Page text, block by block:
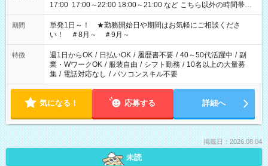
17:00 17:00～22:00 18:00～21:00 など こちら以外の時間帯も
お気軽にご相談ください！
期間
単発1日～！ ★勤務開始日や期間はお気軽にご相談くださ
い！ ＃8月～ ＃9月～
特徴 週1日からOK / 日払いOK / 履歴書不要 / 40～50代活躍中 / 副
業・WワークOK / 服装自由 / シフト勤務 / 10名以上の大量募
集 / 電話対応なし / パソコンスキル不要
気になる！ 応募する 詳細へ
掲載日：2026.08.04
未読